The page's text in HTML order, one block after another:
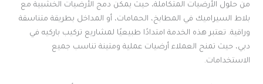
من حلول الأرضيات المتكاملة، حيث يمكن دمج الأرضيات الخشبية مع
بلاط السيراميك في المطابخ، الحمامات، أو المداخل بطريقة متناسقة
وراقية. تعتبر هذه الخدمة امتدادًا طبيعيًا لمشاريع تركيب باركيه في
دبي، حيث تمنح العملاء أرضيات عملية ومتينة تناسب جميع
الاستخدامات.